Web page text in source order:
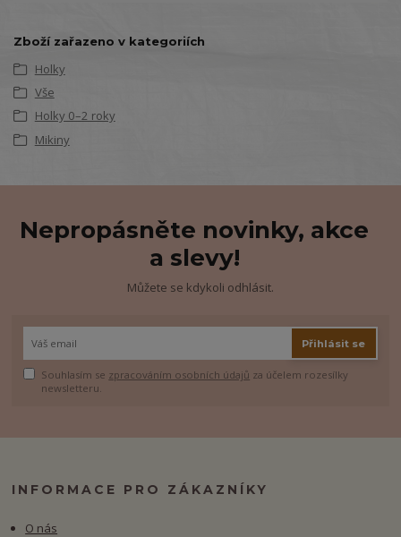
Zboží zařazeno v kategoriích
Holky
Vše
Holky 0–2 roky
Mikiny
Nepropásněte novinky, akce
a slevy!
Můžete se kdykoli odhlásit.
Přihlásit se
Souhlasím se zpracováním osobních údajů za účelem rozesílky
newsletteru.
INFORMACE PRO ZÁKAZNÍKY
O nás